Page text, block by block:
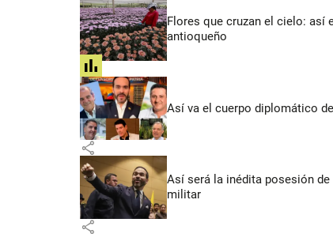
Flores que cruzan el cielo: así
antioqueño
share
Así va el cuerpo diplomático
share
Así será la inédita posesión
militar
share